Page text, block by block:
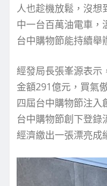
人也趁機放鬆，沒想
中一台百萬油電車，
台中購物節能持續舉
經發局長張峯源表示
金額291億元，買氣
四屆台中購物節注入
台中購物節創下登錄
經濟繳出一張漂亮成